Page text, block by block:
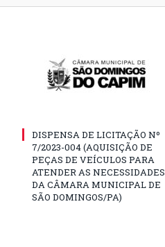
DISPENSA DE LICITAÇÃO Nº
7/2023-004 (AQUISIÇÃO DE
PEÇAS DE VEÍCULOS PARA
ATENDER AS NECESSIDADES
DA CÂMARA MUNICIPAL DE
SÃO DOMINGOS/PA)